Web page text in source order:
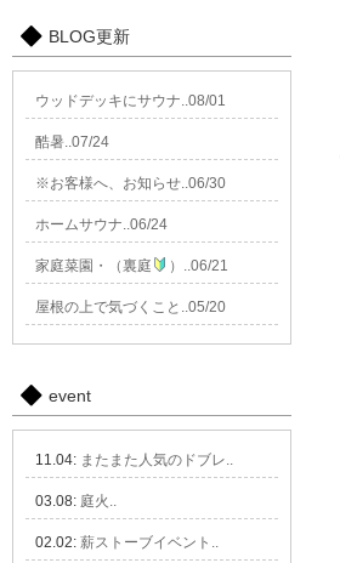
BLOG更新
ウッドデッキにサウナ..08/01
酷暑..07/24
※お客様へ、お知らせ..06/30
ホームサウナ..06/24
家庭菜園・（裏庭 ）..06/21
屋根の上で気づくこと..05/20
event
11.04: またまた人気のドブレ..
03.08: 庭火..
02.02: 薪ストーブイベント..